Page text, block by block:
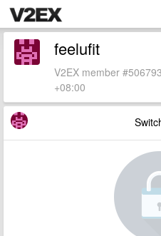
feelufit
V2EX member
+08:00